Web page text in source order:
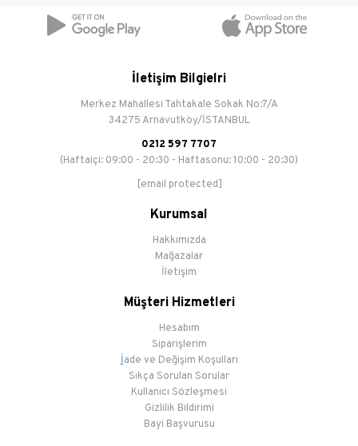
İletişim Bilgielri
Merkez Mahallesi Tahtakale Sokak No:7/A
34275 Arnavutköy/İSTANBUL
0212 597 7707
(Haftaiçi: 09:00 - 20:30 - Haftasonu: 10:00 - 20:30)
[email protected]
Kurumsal
Hakkımızda
Mağazalar
İletişim
Müşteri Hizmetleri
Hesabım
Siparişlerim
İade ve Değişim Koşulları
Sıkça Sorulan Sorular
Kullanıcı Sözleşmesi
Gizlilik Bildirimi
Bayi Başvurusu